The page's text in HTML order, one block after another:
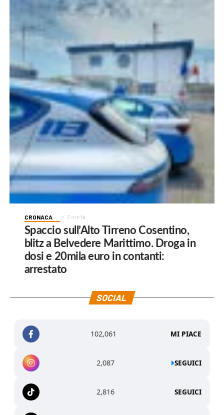
CRONACA 3 ore fa
Spaccio sull’Alto Tirreno Cosentino,
blitz a Belvedere Marittimo. Droga in
dosi e 20mila euro in contanti:
arrestato
SOCIAL
102,061 MI PIACE
2,087 SEGUICI
2,816 SEGUICI